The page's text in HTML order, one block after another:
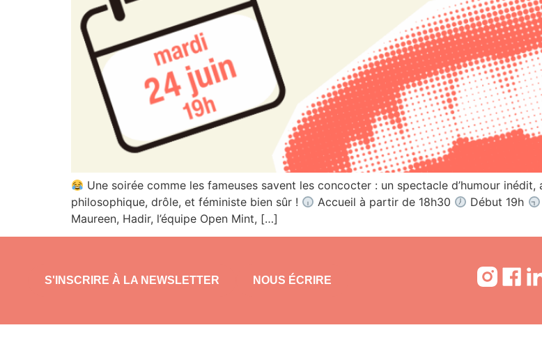
Une soirée comme les fameuses savent les concocter : un spectacle d’humour
philosophique, drôle, et féministe bien sûr !
Accueil à partir de 18h30 Début 19h
Maureen, Hadir, l’équipe Open Mint, […]
S'INSCRIRE À LA NEWSLETTER NOUS ÉCRIRE